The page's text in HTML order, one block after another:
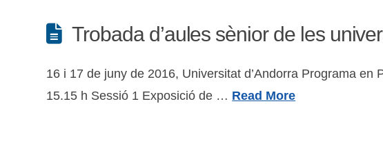
Trobada d’aules sènior de les
16 i 17 de juny de 2016, Universitat d’Andorra Programa
15.15 h Sessió 1 Exposició de … Read More